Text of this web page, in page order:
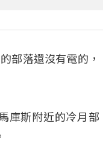
部落還沒有電的，
庫斯附近的冷月部